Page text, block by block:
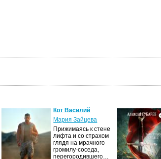
Кот Василий
Мария Зайцева
Прижимаясь к стене
лифта и со страхом
глядя на мрачного
громилу-соседа,
перегородившего…